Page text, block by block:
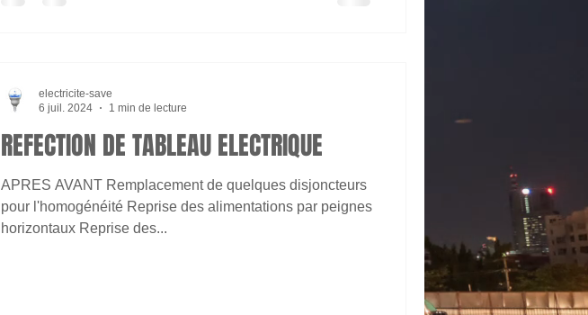
REFECTION DE TABLEAU ELECTRIQUE
APRES AVANT Remplacement de quelques disjoncteurs
pour l'homogénéité Reprise des alimentations par peignes
horizontaux Reprise des...
electricite-save
6 juil. 2024
1 min de lecture